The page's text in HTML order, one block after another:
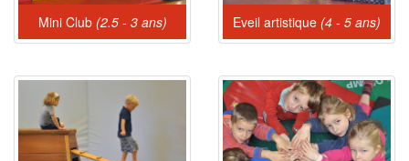
Mini Club (2.5 - 3 ans) Eveil artistique (4 - 5 ans)